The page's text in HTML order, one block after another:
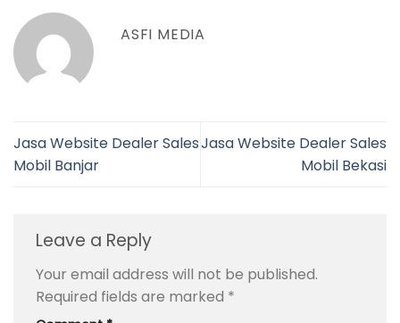
ASFI MEDIA
Jasa Website Dealer Sales
Mobil Banjar
Jasa Website Dealer Sales
Mobil Bekasi
Leave a Reply
Your email address will not be published.
Required fields are marked *